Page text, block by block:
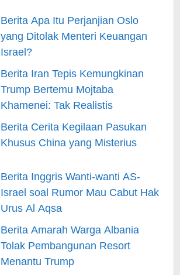
Berita Apa Itu Perjanjian Oslo
yang Ditolak Menteri Keuangan
Israel?
Berita Iran Tepis Kemungkinan
Trump Bertemu Mojtaba
Khamenei: Tak Realistis
Berita Cerita Kegilaan Pasukan
Khusus China yang Misterius
Berita Inggris Wanti-wanti AS-
Israel soal Rumor Mau Cabut Hak
Urus Al Aqsa
Berita Amarah Warga Albania
Tolak Pembangunan Resort
Menantu Trump